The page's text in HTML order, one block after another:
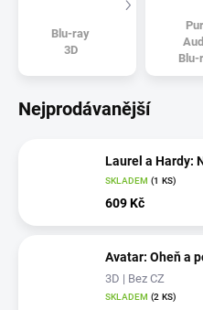
Blu-ray
3D
Blu-
Nejprodávanější
Laurel a Hardy:
SKLADEM (1 KS)
609 Kč
Avatar: Oheň a
3D | Bez CZ
SKLADEM (2 KS)